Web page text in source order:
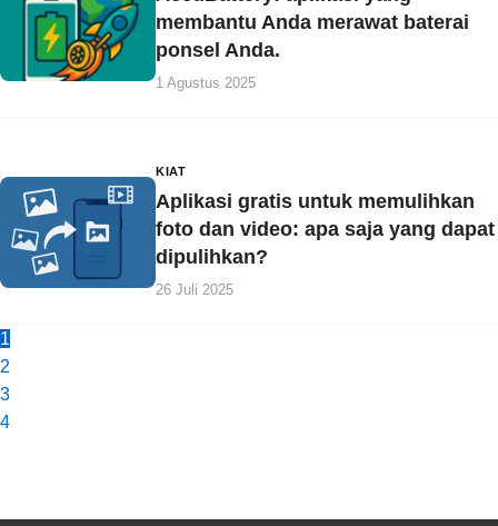
membantu Anda merawat baterai
ponsel Anda.
1 Agustus 2025
KIAT
Aplikasi gratis untuk memulihkan
foto dan video: apa saja yang dapat
dipulihkan?
26 Juli 2025
1
2
3
4